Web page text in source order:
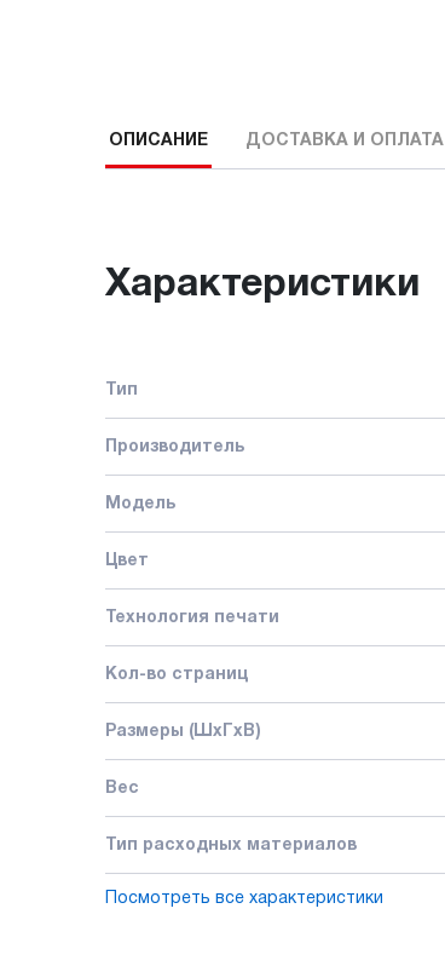
ОПИСАНИЕ ДОСТАВКА И ОПЛАТА
Характеристики
Тип
Производитель
Модель
Цвет
Технология печати
Кол-во страниц
Размеры (ШxГxВ)
Вес
Тип расходных материалов
Посмотреть все характеристики